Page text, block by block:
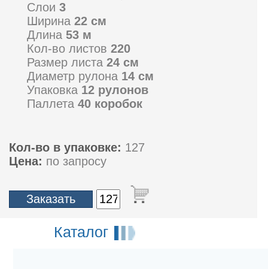
Слои 3
Ширина 22 см
Длина 53 м
Кол-во листов 220
Размер листа 24 см
Диаметр рулона 14 см
Упаковка 12 рулонов
Паллета 40 коробок
Кол-во в упаковке: 127
Цена: по запросу
Каталог